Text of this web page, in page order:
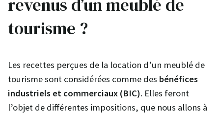
revenus d’un meublé de
tourisme ?
Les recettes perçues de la location d’un meublé de
tourisme sont considérées comme des bénéfices
industriels et commerciaux (BIC). Elles feront
l’objet de différentes impositions, que nous allons à